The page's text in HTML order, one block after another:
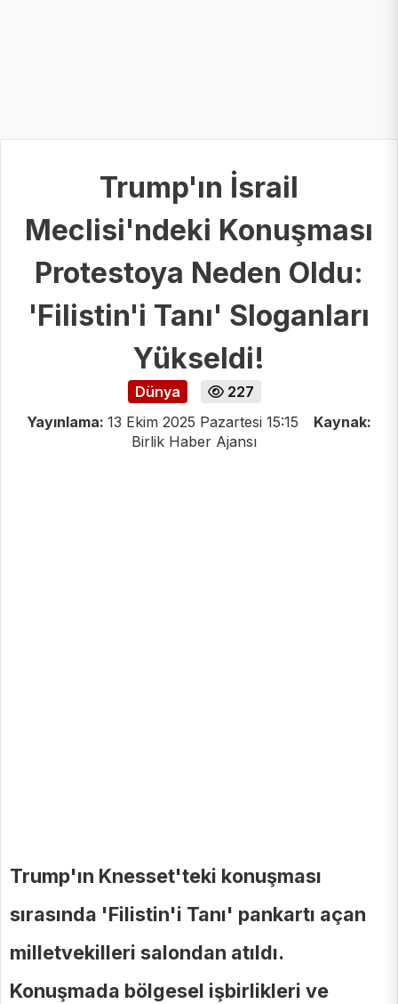
Trump'ın İsrail
Meclisi'ndeki Konuşması
Protestoya Neden Oldu:
'Filistin'i Tanı' Sloganları
Yükseldi!
Dünya
227
Yayınlama: 13 Ekim 2025 Pazartesi 15:15
Kaynak:
Birlik Haber Ajansı
Trump'ın Knesset'teki konuşması
sırasında 'Filistin'i Tanı' pankartı açan
milletvekilleri salondan atıldı.
Konuşmada bölgesel işbirlikleri ve